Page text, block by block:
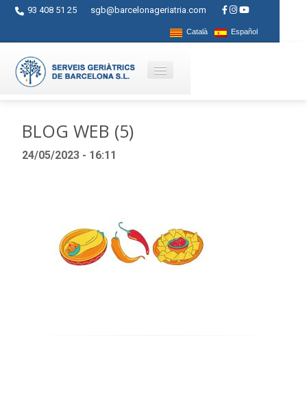
93 408 51 25 sgb@barcelonageriatria.com
Català Español
Servicios
Contacto
BLOG WEB (5)
24/05/2023 - 16:11